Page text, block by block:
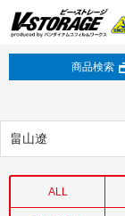
商品検索
畠山遼
ALL